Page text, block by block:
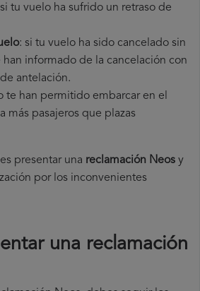
tu vuelo ha sufrido un retraso de
: si tu vuelo ha sido cancelado sin
han informado de la cancelación con
de antelación.
te han permitido embarcar en el
más pasajeros que plazas
presentar una reclamación Neos​ y
por los inconvenientes
una reclamación